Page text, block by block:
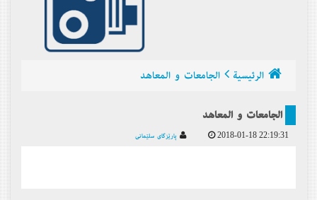
الرئيسية الجامعات و المعاهد
الجامعات و المعاهد
2018-01-18 22:19:31